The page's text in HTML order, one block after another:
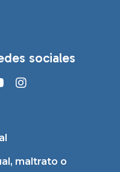
sociales
maltrato o